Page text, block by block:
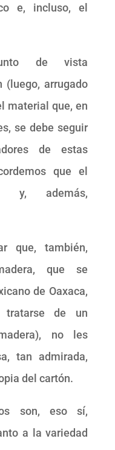
e, incluso, el
de vista
(luego, arrugado
material que, en
se debe seguir
de estas
que el
y, además,
que, también,
que se
de Oaxaca,
tratarse de un
no les
tan admirada,
del cartón.
son, eso sí,
a la variedad